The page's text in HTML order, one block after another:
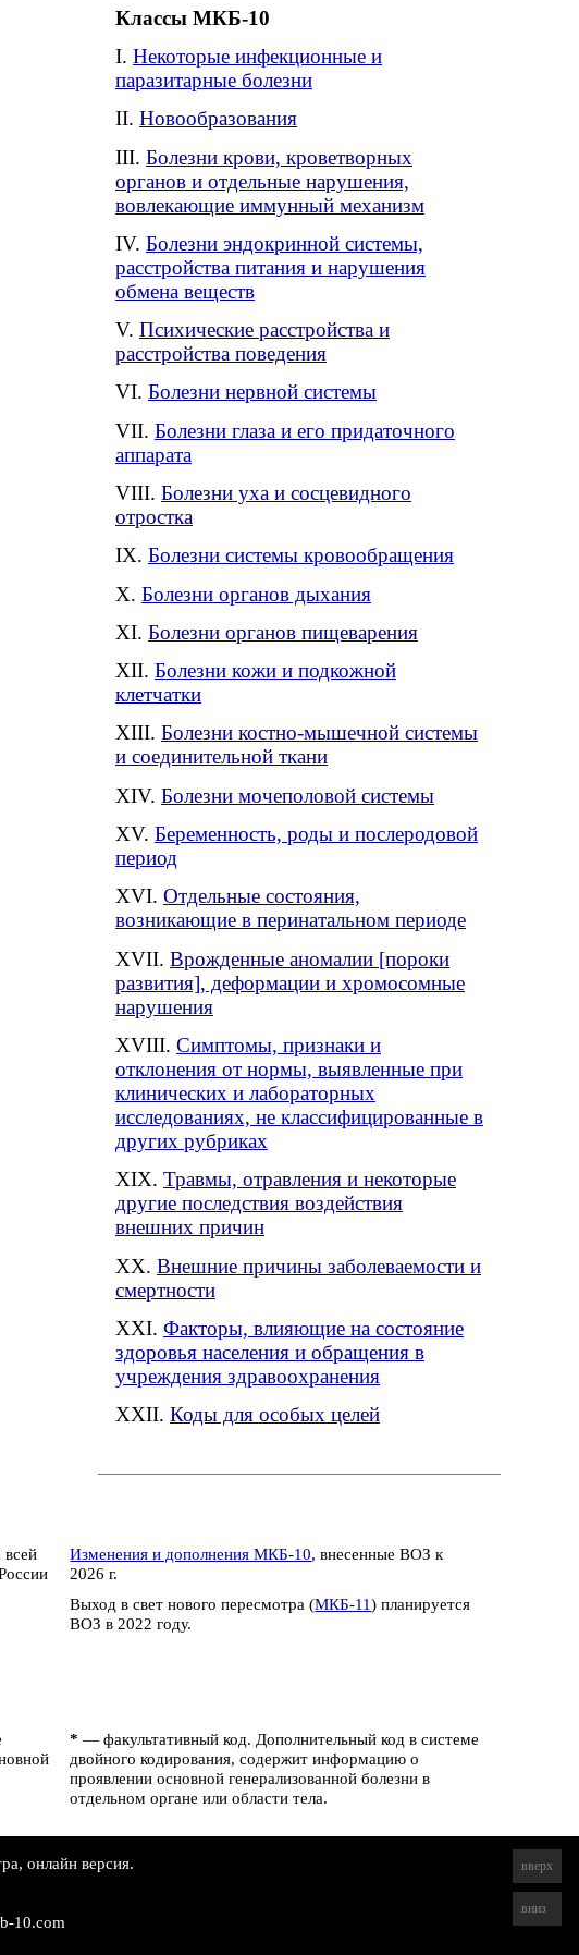
Классы МКБ-10
Некоторые инфекционные и
паразитарные болезни
Новообразования
Болезни крови, кроветворных
органов и отдельные нарушения,
вовлекающие иммунный механизм
Болезни эндокринной системы,
расстройства питания и нарушения
обмена веществ
Психические расстройства и
расстройства поведения
Болезни нервной системы
Болезни глаза и его придаточного
аппарата
Болезни уха и сосцевидного
отростка
Болезни системы кровообращения
Болезни органов дыхания
Болезни органов пищеварения
Болезни кожи и подкожной
клетчатки
Болезни костно-мышечной системы
и соединительной ткани
Болезни мочеполовой системы
Беременность, роды и послеродовой
период
Отдельные состояния,
возникающие в перинатальном периоде
Врожденные аномалии [пороки
развития], деформации и хромосомные
нарушения
Симптомы, признаки и
отклонения от нормы, выявленные при
клинических и лабораторных
исследованиях, не классифицированные в
других рубриках
Травмы, отравления и некоторые
другие последствия воздействия
внешних причин
Внешние причины заболеваемости и
смертности
Факторы, влияющие на состояние
здоровья населения и обращения в
учреждения здравоохранения
Коды для особых целей
всей
Изменения и дополнения МКБ-10, внесенные ВОЗ к
2026 г.
Выход в свет нового пересмотра (МКБ-11) планируется
ВОЗ в 2022 году.
* — факультативный код. Дополнительный код в системе
двойного кодирования, содержит информацию о
проявлении основной генерализованной болезни в
отдельном органе или области тела.
онлайн версия.
10.com
вверх
вниз